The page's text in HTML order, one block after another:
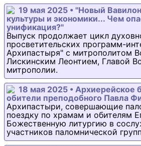
19 мая 2025 • "Новый
культуры и экономики... Чем
унификация?"
Выпуск продолжает цикл
просветительских программ-
Архипастыря" с митрополитом
Лискинским Леонтием, Главой
митрополии.
18 мая 2025 • Архиерейское
обители преподобного Павла
Архипастыри, совершающие
поездку по храмам и обителям
Божественную литургию в
участников паломнической